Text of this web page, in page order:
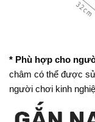
* Phù hợp cho
châm có thể được
người chơi kinh